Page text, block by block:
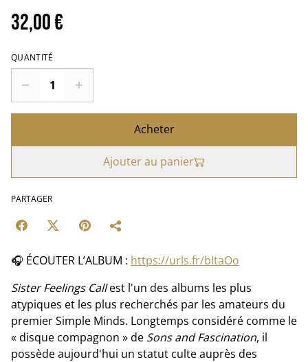
32,00 €
QUANTITÉ
Acheter
Ajouter au panier
PARTAGER
🎧 ÉCOUTER L’ALBUM : https://urls.fr/bItaOo
Sister Feelings Callest l'un des albums les plus
atypiques et les plus recherchés par les amateurs du
premier Simple Minds. Longtemps considéré comme le
« disque compagnon » de Sons and Fascination, il
possède aujourd'hui un statut culte auprès des